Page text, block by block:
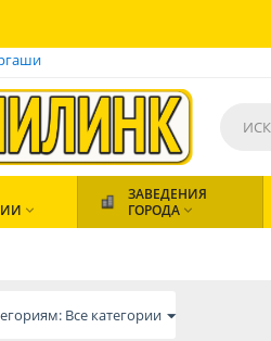

ЗАВЕДЕНИЯ
ГОРОДА 
Все категории